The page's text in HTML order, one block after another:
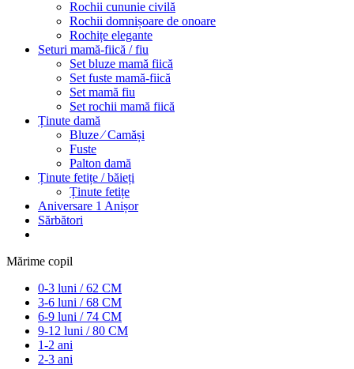
Rochii cununie civilă
Rochii domnișoare de onoare
Rochițe elegante
Seturi mamă-fiică / fiu
Set bluze mamă fiică
Set fuste mamă-fiică
Set mamă fiu
Set rochii mamă fiică
Ținute damă
Bluze ⁄ Camăși
Fuste
Palton damă
Ținute fetițe / băieți
Ținute fetițe
Aniversare 1 Anișor
Sărbători
Mărime copil
0-3 luni / 62 CM
3-6 luni / 68 CM
6-9 luni / 74 CM
9-12 luni / 80 CM
1-2 ani
2-3 ani